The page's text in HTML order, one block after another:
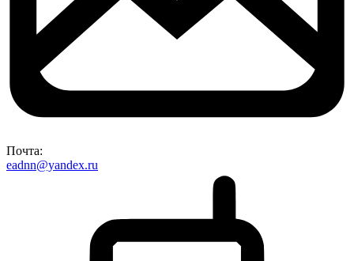
Почта:
eadnn@yandex.ru